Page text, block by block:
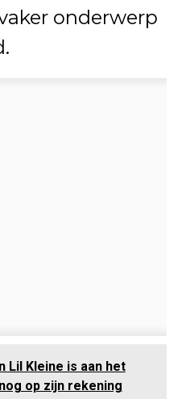
onderwerp
Lil Kleine is aan het
op zijn rekening